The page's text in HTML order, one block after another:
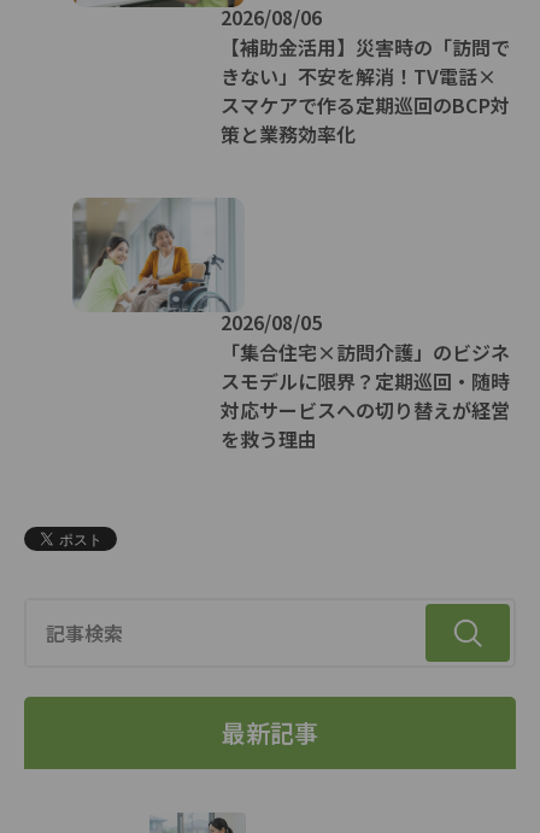
2026/08/06
【補助金活用】災害時の「訪問で
きない」不安を解消！TV電話×
スマケアで作る定期巡回のBCP対
策と業務効率化
2026/08/05
「集合住宅×訪問介護」のビジネ
スモデルに限界？定期巡回・随時
対応サービスへの切り替えが経営
を救う理由
最新記事